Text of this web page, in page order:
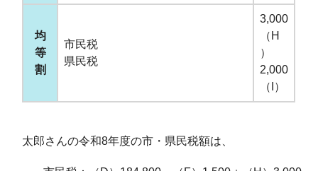
均
等
割
市民税
県民税
3,000
（H
）
2,000
（I）
太郎さんの令和8年度の市・県民税額は、